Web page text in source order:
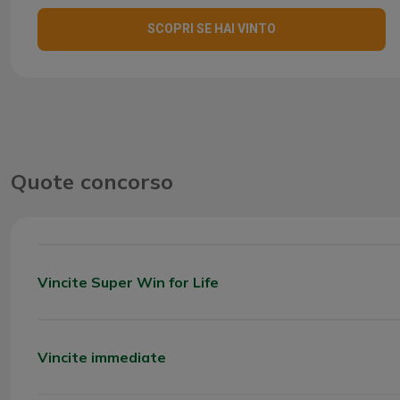
SCOPRI SE HAI VINTO
Quote concorso
Vincite Super Win for Life
Vincite immediate